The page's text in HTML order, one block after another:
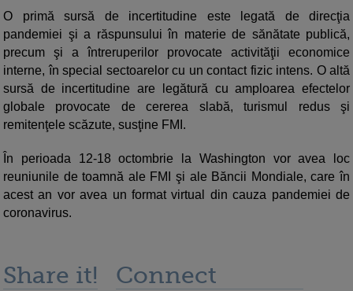
O primă sursă de incertitudine este legată de direcţia
pandemiei şi a răspunsului în materie de sănătate publică,
precum şi a întreruperilor provocate activităţii economice
interne, în special sectoarelor cu un contact fizic intens. O altă
sursă de incertitudine are legătură cu amploarea efectelor
globale provocate de cererea slabă, turismul redus şi
remitenţele scăzute, susţine FMI.
În perioada 12-18 octombrie la Washington vor avea loc
reuniunile de toamnă ale FMI şi ale Băncii Mondiale, care în
acest an vor avea un format virtual din cauza pandemiei de
coronavirus.
Share it! Connect